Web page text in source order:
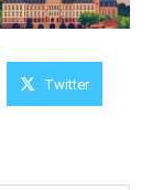
Twitter